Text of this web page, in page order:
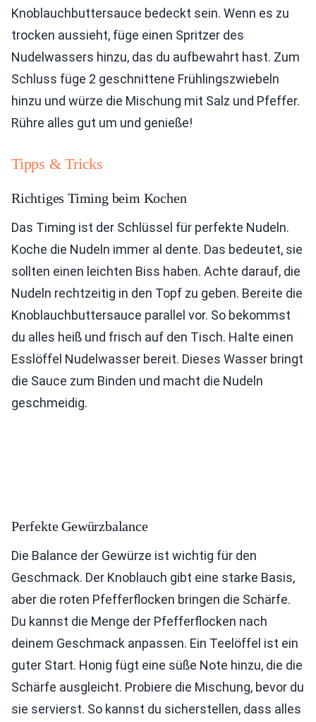
Knoblauchbuttersauce bedeckt sein. Wenn es zu
trocken aussieht, füge einen Spritzer des
Nudelwassers hinzu, das du aufbewahrt hast. Zum
Schluss füge 2 geschnittene Frühlingszwiebeln
hinzu und würze die Mischung mit Salz und Pfeffer.
Rühre alles gut um und genieße!
Tipps & Tricks
Richtiges Timing beim Kochen
Das Timing ist der Schlüssel für perfekte Nudeln.
Koche die Nudeln immer al dente. Das bedeutet, sie
sollten einen leichten Biss haben. Achte darauf, die
Nudeln rechtzeitig in den Topf zu geben. Bereite die
Knoblauchbuttersauce parallel vor. So bekommst
du alles heiß und frisch auf den Tisch. Halte einen
Esslöffel Nudelwasser bereit. Dieses Wasser bringt
die Sauce zum Binden und macht die Nudeln
geschmeidig.
Perfekte Gewürzbalance
Die Balance der Gewürze ist wichtig für den
Geschmack. Der Knoblauch gibt eine starke Basis,
aber die roten Pfefferflocken bringen die Schärfe.
Du kannst die Menge der Pfefferflocken nach
deinem Geschmack anpassen. Ein Teelöffel ist ein
guter Start. Honig fügt eine süße Note hinzu, die die
Schärfe ausgleicht. Probiere die Mischung, bevor du
sie servierst. So kannst du sicherstellen, dass alles